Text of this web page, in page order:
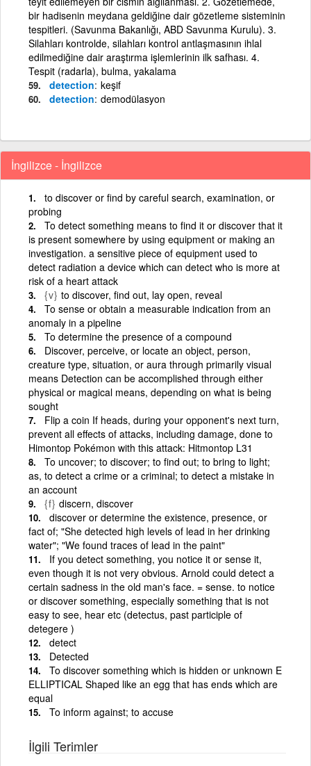
bir hadisenin meydana geldiğine dair gözetleme sisteminin
tespitleri. (Savunma Bakanlığı, ABD Savunma Kurulu). 3.
Silahları kontrolde, silahları kontrol antlaşmasının ihlal
edilmediğine dair araştırma işlemlerinin ilk safhası. 4.
Tespit (radarla), bulma, yakalama
detection keşif
detection demodülasyon
İngilizce - İngilizce
to discover or find by careful search, examination, or
probing
To detect something means to find it or discover that it
is present somewhere by using equipment or making an
investigation. a sensitive piece of equipment used to
detect radiation a device which can detect who is more at
risk of a heart attack
{v} to discover, find out, lay open, reveal
To sense or obtain a measurable indication from an
anomaly in a pipeline
To determine the presence of a compound
Discover, perceive, or locate an object, person,
creature type, situation, or aura through primarily visual
means Detection can be accomplished through either
physical or magical means, depending on what is being
sought
Flip a coin If heads, during your opponent's next turn,
prevent all effects of attacks, including damage, done to
Himontop Pokémon with this attack: Hitmontop L31
To uncover; to discover; to find out; to bring to light;
as, to detect a crime or a criminal; to detect a mistake in
an account
{f} discern, discover
discover or determine the existence, presence, or
fact of; "She detected high levels of lead in her drinking
water"; "We found traces of lead in the paint"
If you detect something, you notice it or sense it,
even though it is not very obvious. Arnold could detect a
certain sadness in the old man's face. = sense. to notice
or discover something, especially something that is not
easy to see, hear etc (detectus, past participle of
detegere )
detect
Detected
To discover something which is hidden or unknown E
ELLIPTICAL Shaped like an egg that has ends which are
equal
To inform against; to accuse
İlgili Terimler